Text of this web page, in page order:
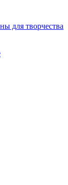
для творчества